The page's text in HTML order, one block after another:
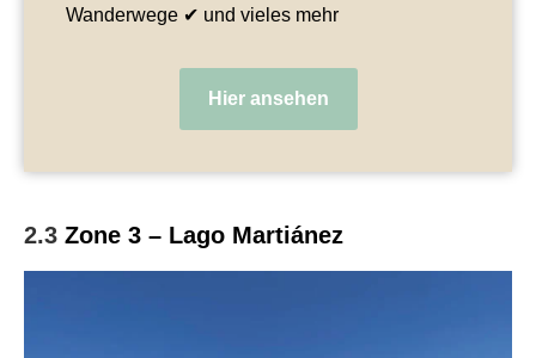
Wanderwege ✔ und vieles mehr
Hier ansehen
2.3 Zone 3 – Lago Martiánez